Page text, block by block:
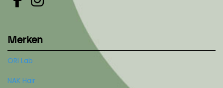
Merken
ORI Lab
NAK Hair